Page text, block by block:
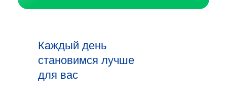
Каждый день
становимся лучше
для вас